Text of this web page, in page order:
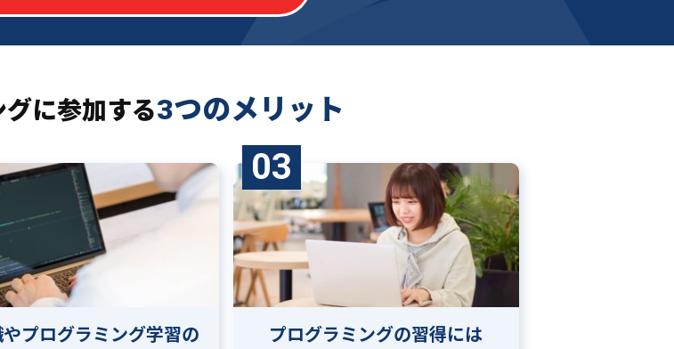
に参加する3つのメリット
プログラミング学習の
03
プログラミングの習得には